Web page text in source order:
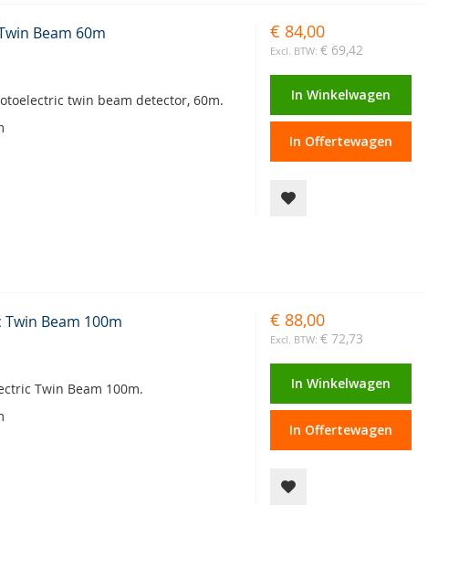
Beam 60m
twin beam detector, 60m.
€ 84,00
€ 69,42
In Winkelwagen
In Offertewagen
Beam 100m
Twin Beam 100m.
€ 88,00
€ 72,73
In Winkelwagen
In Offertewagen